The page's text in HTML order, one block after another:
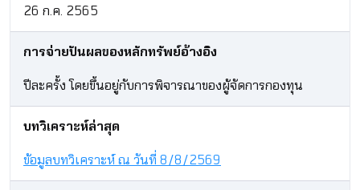
26 ก.ค. 2565
การจ่ายปันผลของหลักทรัพย์อ้างอิง
ปีละครั้ง โดยขึ้นอยู่กับการพิจารณาของผู้จัดการกองทุน​
บทวิเคราะห์ล่าสุด
ข้อมูลบทวิเคราะห์ ณ วันที่ 8/8/2569